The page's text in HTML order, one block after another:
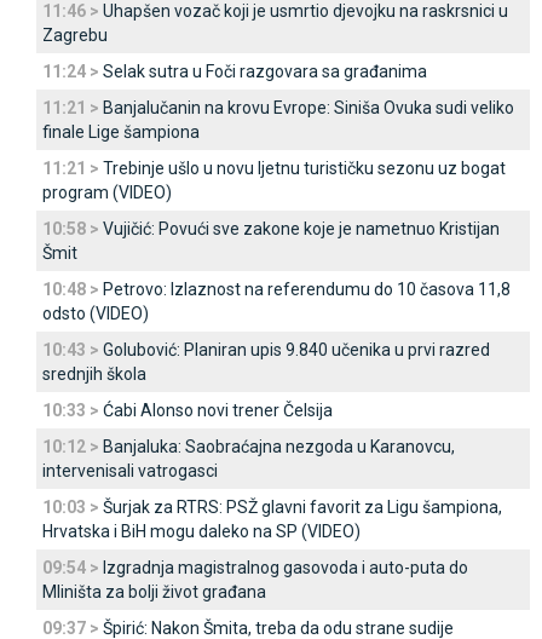
11:46 > Uhapšen vozač koji je usmrtio djevojku na raskrsnici u
Zagrebu
11:24 > Selak sutra u Foči razgovara sa građanima
11:21 > Banjalučanin na krovu Evrope: Siniša Ovuka sudi veliko
finale Lige šampiona
11:21 > Trebinje ušlo u novu ljetnu turističku sezonu uz bogat
program (VIDEO)
10:58 > Vujičić: Povući sve zakone koje je nametnuo Kristijan
Šmit
10:48 > Petrovo: Izlaznost na referendumu do 10 časova 11,8
odsto (VIDEO)
10:43 > Golubović: Planiran upis 9.840 učenika u prvi razred
srednjih škola
10:33 > Ćabi Alonso novi trener Čelsija
10:12 > Banjaluka: Saobraćajna nezgoda u Karanovcu,
intervenisali vatrogasci
10:03 > Šurjak za RTRS: PSŽ glavni favorit za Ligu šampiona,
Hrvatska i BiH mogu daleko na SP (VIDEO)
09:54 > Izgradnja magistralnog gasovoda i auto-puta do
Mliništa za bolji život građana
09:37 > Špirić: Nakon Šmita, treba da odu strane sudije